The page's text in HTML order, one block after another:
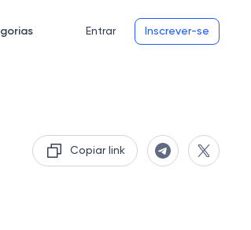
Entrar Inscrever-se
Copiar link